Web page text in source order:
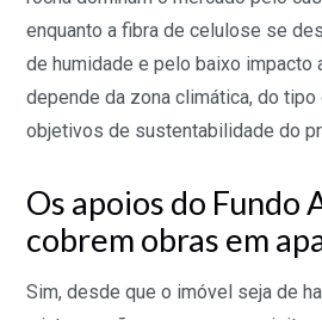
enquanto a fibra de celulose se
de humidade e pelo baixo impacto
depende da zona climática, do
objetivos de sustentabilidade do
Os apoios do Fundo
cobrem obras em
Sim, desde que o imóvel seja de